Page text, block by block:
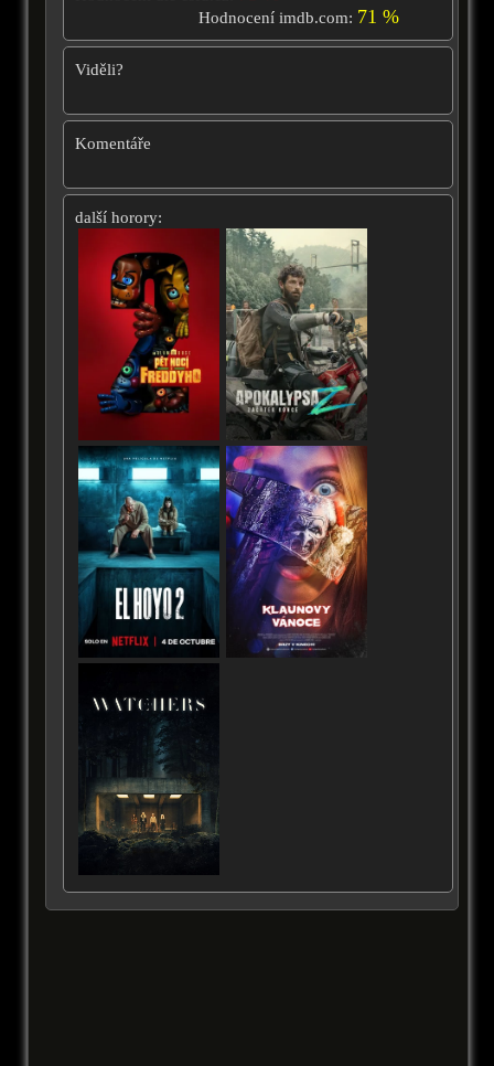
Hodnocení imdb.com: 71 %
Viděli?
Komentáře
další horory: